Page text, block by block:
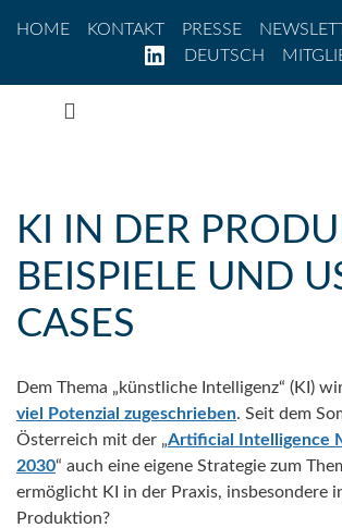
HOME
KONTAKT PRESSE
LINKEDIN
DEUTSCH
KI IN DER
BEISPIELE UND
CASES
Dem Thema „künstliche Intelligenz“ (KI)
viel Potenzial zugeschrieben. Seit dem
Österreich mit der „Artificial Intelligence
2030“ auch eine eigene Strategie zum
ermöglicht KI in der Praxis, insbesondere
Produktion?